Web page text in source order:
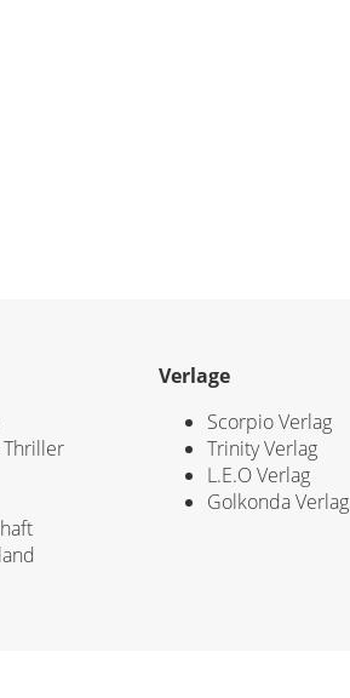
Verlage
Scorpio Verlag
Trinity Verlag
L.E.O Verlag
Golkonda Verlag